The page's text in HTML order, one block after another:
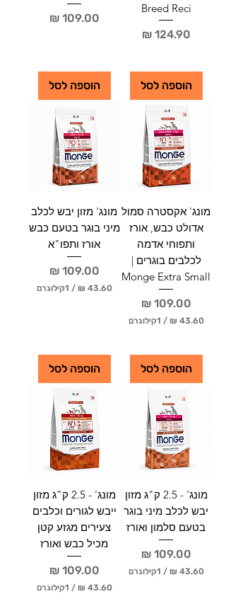
Breed Reci
מחיר
הוספה לסל
מחיר
הוספה לסל
מונג' אקסטרה סמול
אדולט כבש, אורז
ותפוחי אדמה
לכלבים בוגרים |
Monge Extra Small
מחיר
‏43.60 ‏₪
/ 1קילוגרם
3
.
‏
₪
ל
-
1
ק
ל
ג
ר
הוספה לסל
מונג' מזון יבש לכלב
מיני בוגר בטעם כבש
אורז ותפו"א
מחיר
‏43.60 ‏₪
/ 1קילוגרם
0
ל
-
1
ק
י
ל
ו
ר
הוספה לסל
מונג' - 2.5 ק"ג מזון
יבש לכלב מיני בוגר
בטעם סלמון ואורז
מחיר
‏43.60 ‏₪
/ 1קילוגרם
מונג' - 2.5 ק"ג מזון
ייבש לגורים וכלבים
צעירים מגזע קטן
מכיל כבש ואורז
מחיר
‏43.60 ‏₪
/ 1קילוגרם